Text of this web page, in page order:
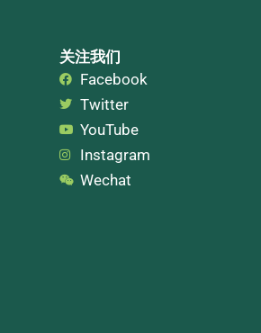
关注我们
Facebook
Twitter
YouTube
Instagram
Wechat